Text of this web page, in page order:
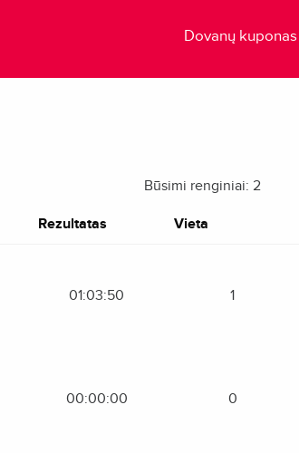
Dovanų kuponas
Būsimi renginiai: 2
Rezultatas Vieta
01:03:50 1
00:00:00 0